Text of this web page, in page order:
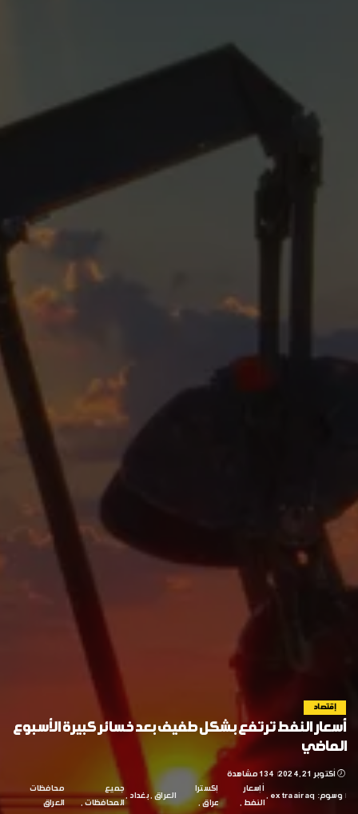
إقتصاد
أسعار النفط ترتفع بشكل طفيف بعد خسائر كبيرة الأسبوع
الماضي
أكتوبر 21, 2024 134 مشاهدة
وسوم: extraairaq
أإسعار
النفط
إكسترا
عراق
العراق بغداد
جميع
المحافظات
محافظات
العراق